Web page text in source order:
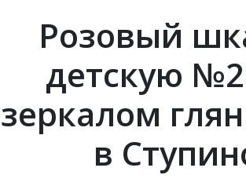
Розовый
детскую
зеркалом
в